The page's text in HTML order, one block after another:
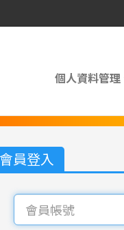
個人資料管理
會員登入